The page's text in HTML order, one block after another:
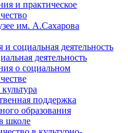
и практическое
им. А.Сахарова
социальная деятельность
деятельность
о социальном
поддержка
образования
школе